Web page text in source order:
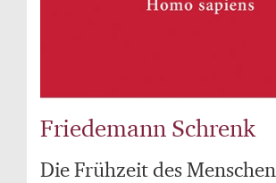
Friedemann Schrenk
Die Frühzeit des Menschen